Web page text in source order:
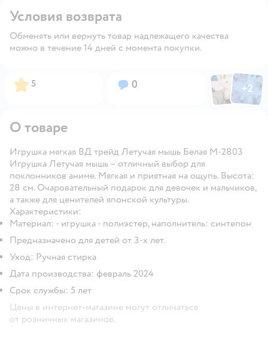
Условия возврата
Обменять или вернуть товар надлежащего качества
можно в течение 14 дней с момента покупки.
Рейтинг:
5 Вопросов:
0 ФотоФото
+2
О товаре
Игрушка мягкая ВД трейд Летучая мышь Белая М-2803
Игрушка Летучая мышь – отличный выбор для
поклонников аниме. Мягкая и приятная на ощупь. Высота:
28 см. Очаровательный подарок для девочек и мальчиков,
а также для ценителей японской культуры.
Характеристики:
Материал: - игрушка - полиэстер, наполнитель: синтепон
Предназначено для детей от 3-х лет.
Уход: Ручная стирка
Дата производства: февраль 2024
Срок службы: 5 лет
Цены в интернет-магазине могут отличаться
от розничных магазинов.